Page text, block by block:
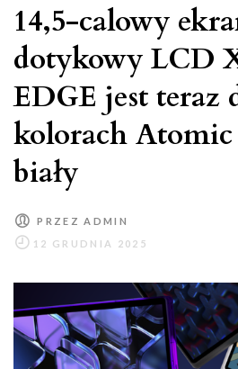
14,5-calowy
dotykowy LCD
EDGE jest teraz
kolorach
biały
PRZEZADMIN